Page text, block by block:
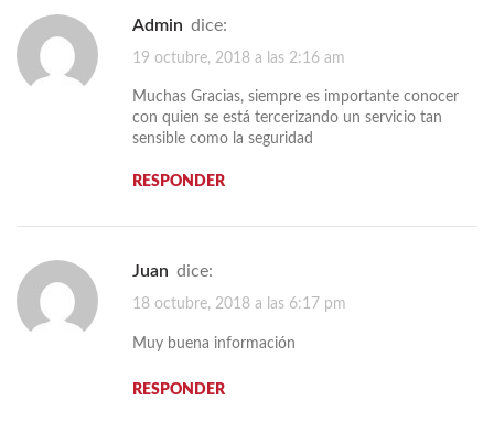
admin dice:
19 octubre, 2018 a las 2:16 am
Muchas Gracias, siempre es importante conocer
con quien se está tercerizando un servicio tan
sensible como la seguridad
RESPONDER
Juan dice:
18 octubre, 2018 a las 6:17 pm
Muy buena información
RESPONDER